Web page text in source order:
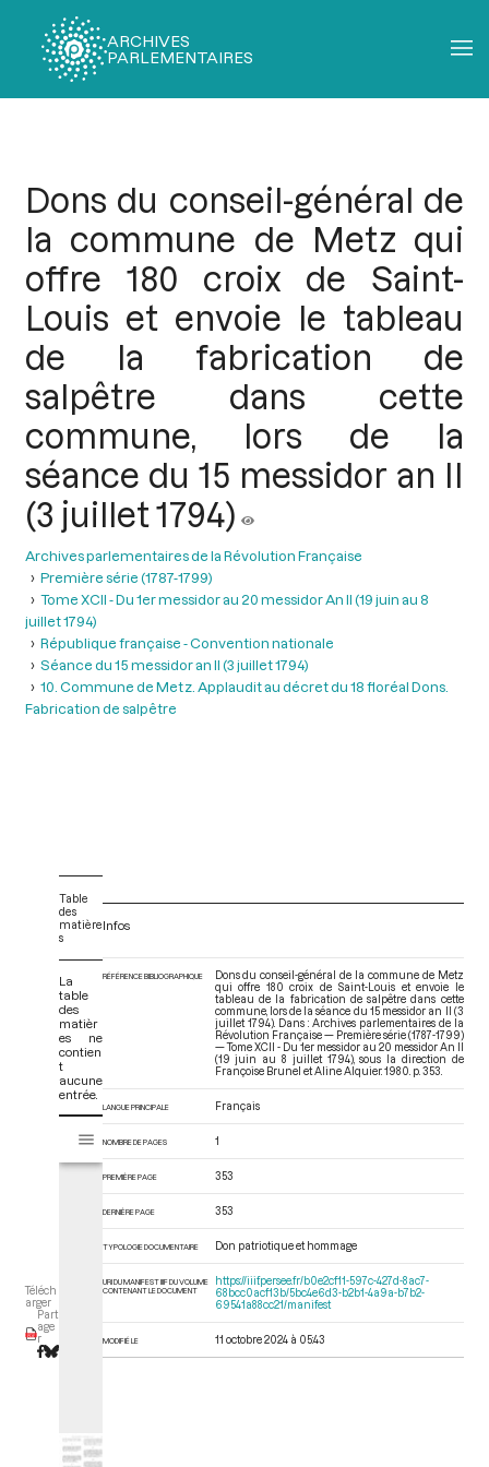
ARCHIVES
PARLEMENTAIRES
Dons du conseil-général de
la commune de Metz qui
offre 180 croix de Saint-
Louis et envoie le tableau
de la fabrication de
salpêtre dans cette
commune, lors de la
séance du 15 messidor an II
(3 juillet 1794)
Archives parlementaires de la Révolution Française
Première série (1787-1799)
Tome XCII - Du 1er messidor au 20 messidor An II (19 juin au 8
juillet 1794)
République française - Convention nationale
Séance du 15 messidor an II (3 juillet 1794)
10. Commune de Metz. Applaudit au décret du 18 floréal Dons.
Fabrication de salpêtre
Téléch
arger
Part
age
r
Table
des
matière
s
La
table
des
matièr
es ne
contien
t
aucune
entrée.
s
M
d
o
Tome XCII - Du 1er messidor au 20 messidor An II (19 juin au 8 juillet
Infos
RÉFÉRENCE BIBLIOGRAPHIQUE
Dons du conseil-général de la commune de Metz
qui offre 180 croix de Saint-Louis et envoie le
tableau de la fabrication de salpêtre dans cette
commune, lors de la séance du 15 messidor an II (3
juillet 1794). Dans : Archives parlementaires de la
Révolution Française — Première série (1787-1799)
— Tome XCII - Du 1er messidor au 20 messidor An II
(19 juin au 8 juillet 1794), sous la direction de
Françoise Brunel et Aline Alquier. 1980. p. 353.
LANGUE PRINCIPALE Français
NOMBRE DE PAGES 1
PREMIÈRE PAGE 353
DERNIÈRE PAGE 353
TYPOLOGIE DOCUMENTAIRE Don patriotique et hommage
URI DU MANIFEST IIIF DU VOLUME
CONTENANT LE DOCUMENT
https://iiif.persee.fr/b0e2cf11-597c-427d-8ac7-
68bcc0acf13b/5bc4e6d3-b2b1-4a9a-b7b2-
69541a88cc21/manifest
MODIFIÉ LE 11 octobre 2024 à 05:43